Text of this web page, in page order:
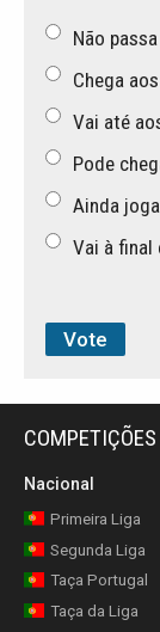
Não
Chega
Vai até
Pode
Ainda
Vai à final
COMPETIÇÕES
Nacional
Primeira Liga
Segunda Liga
Taça Portugal
Taça da Liga